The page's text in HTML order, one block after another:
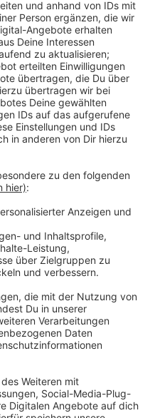
anguckt, wenn ich an
Pulli anhabe…
die er ständig in Obst-
– da muss ich manchmal
um das Gleichgewicht
kann man nicht
gernhaben. So etwas
habt Ihr noch nicht
mit jemandem
anfangen! Und genau
bestätigt, als ich
und ich am Morgen
Augenringe mit dem